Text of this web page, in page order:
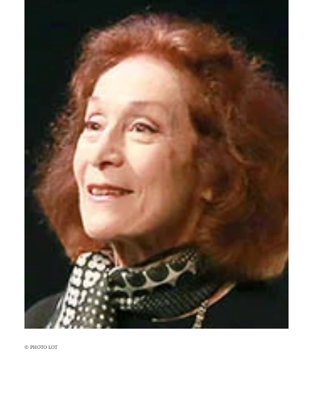
© PHOTO LOT